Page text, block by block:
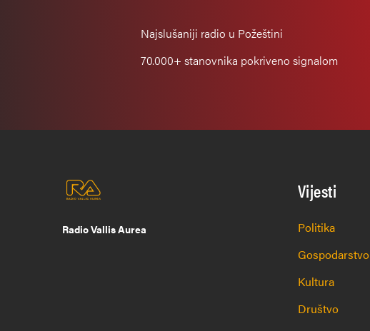
Najslušaniji radio u Požeštini
70.000+ stanovnika pokriveno signalom
Radio Vallis Aurea
Vijesti
Politika
Gospodarstvo
Kultura
Društvo